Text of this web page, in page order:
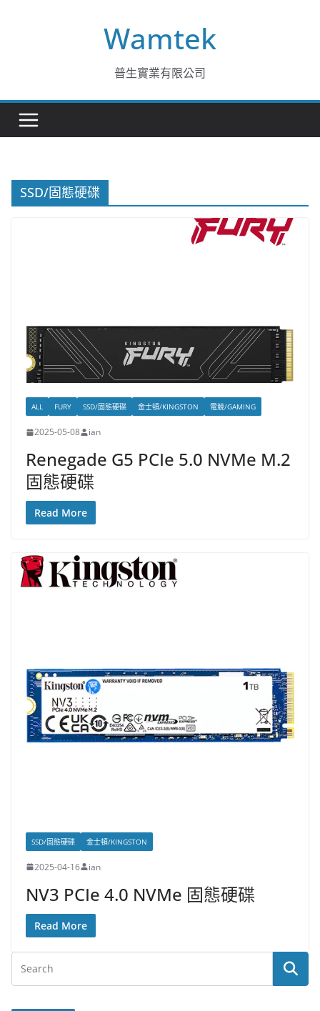
Wamtek
普生實業有限公司
SSD/固態硬碟
ALL FURY SSD/固態硬碟 金士頓/KINGSTON 電競/GAMING
2025-05-08 ian
Renegade G5 PCIe 5.0 NVMe M.2
固態硬碟
Read More
SSD/固態硬碟 金士頓/KINGSTON
2025-04-16 ian
NV3 PCIe 4.0 NVMe 固態硬碟
Read More